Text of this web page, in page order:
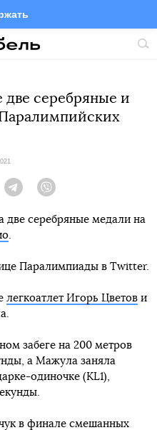
Twitter
две серебряные и
Telegram
две серебряные медали на
.
Паралимпиады в Twitter.
легкоатлет Игорь Цветов и
забеге на 200 метров
а Мажула заняла
одиночке (KL1),
в финале смешанных